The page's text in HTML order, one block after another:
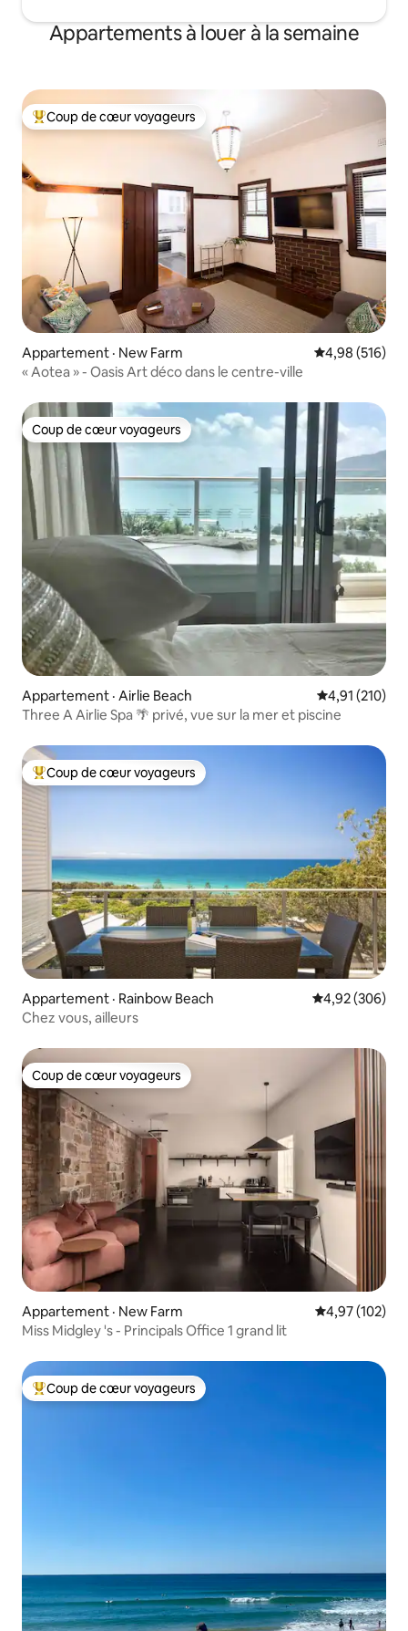
Appartements à louer à la semaine
Coup de cœur voyageurs parmi les plus aimés
Coup de cœur voyageurs
Appartement · New Farm Note
4,98 (516)
« Aotea » - Oasis Art déco dans le centre-ville
Coup de cœur voyageurs
Coup de cœur voyageurs
Appartement · Airlie Beach Note
4,91 (210)
Three A Airlie Spa 🌴 privé, vue sur la mer et piscine
Coup de cœur voyageurs parmi les plus aimés
Coup de cœur voyageurs
Appartement · Rainbow Beach Note
4,92 (306)
Chez vous, ailleurs
Coup de cœur voyageurs
Coup de cœur voyageurs
Appartement · New Farm Note
4,97 (102)
Miss Midgley 's - Principals Office 1 grand lit
Coup de cœur voyageurs parmi les plus aimés
Coup de cœur voyageurs